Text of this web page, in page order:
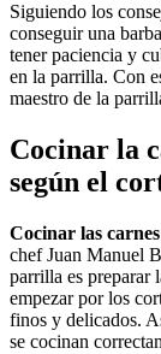
Siguiendo los
conseguir una
tener paciencia y
en la parrilla. Con
maestro de la
Cocinar la
según el
Cocinar las
chef Juan Manuel
parrilla es preparar
empezar por los
finos y delicados.
se cocinan